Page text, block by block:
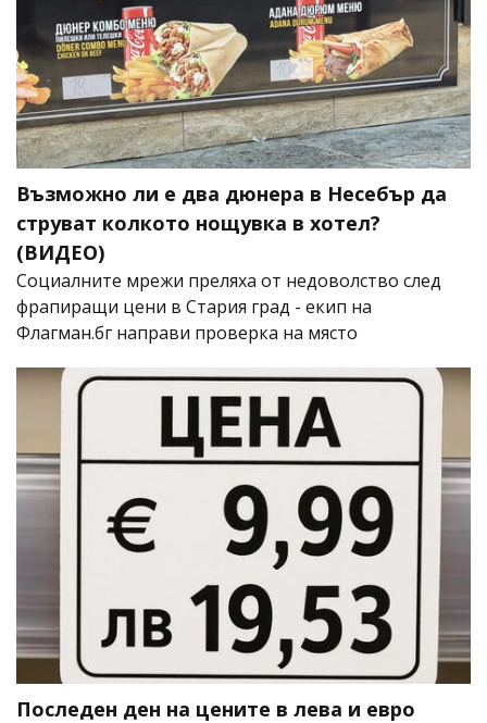
Възможно ли е два дюнера в Несебър да
струват колкото нощувка в хотел?
(ВИДЕО)
Социалните мрежи преляха от недоволство след
фрапиращи цени в Стария град - екип на
Флагман.бг направи проверка на място
Последен ден на цените в лева и евро